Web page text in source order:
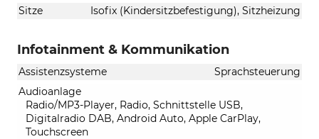
Sitze
Isofix (Kindersitzbefestigung), Sitzheizung
Infotainment & Kommunikation
Assistenzsysteme
Sprachsteuerung
Audioanlage
Radio/MP3-Player, Radio, Schnittstelle USB,
Digitalradio DAB, Android Auto, Apple CarPlay,
Touchscreen